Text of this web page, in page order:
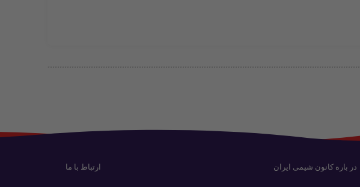
در باره کانون شیمی ایران ارتباط با ما